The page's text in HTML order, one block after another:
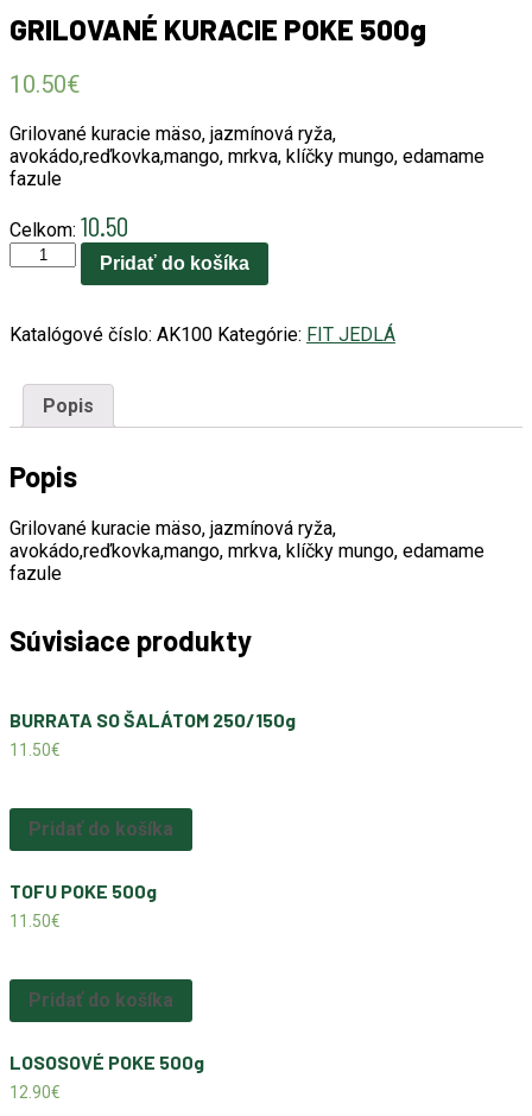
GRILOVANÉ KURACIE POKE 500g
10.50€
Grilované kuracie mäso, jazmínová ryža,
avokádo,reďkovka,mango, mrkva, klíčky mungo, edamame
fazule
Celkom: 10.50
množstvo
GRILOVANÉ
POKE
500g
Pridať do košíka
Katalógové číslo: AK100 Kategórie: FIT JEDLÁ
Popis
Popis
Grilované kuracie mäso, jazmínová ryža,
avokádo,reďkovka,mango, mrkva, klíčky mungo, edamame
fazule
Súvisiace produkty
BURRATA SO ŠALÁTOM 250/150g
11.50€
Pridať do košíka
TOFU POKE 500g
11.50€
Pridať do košíka
LOSOSOVÉ POKE 500g
12.90€